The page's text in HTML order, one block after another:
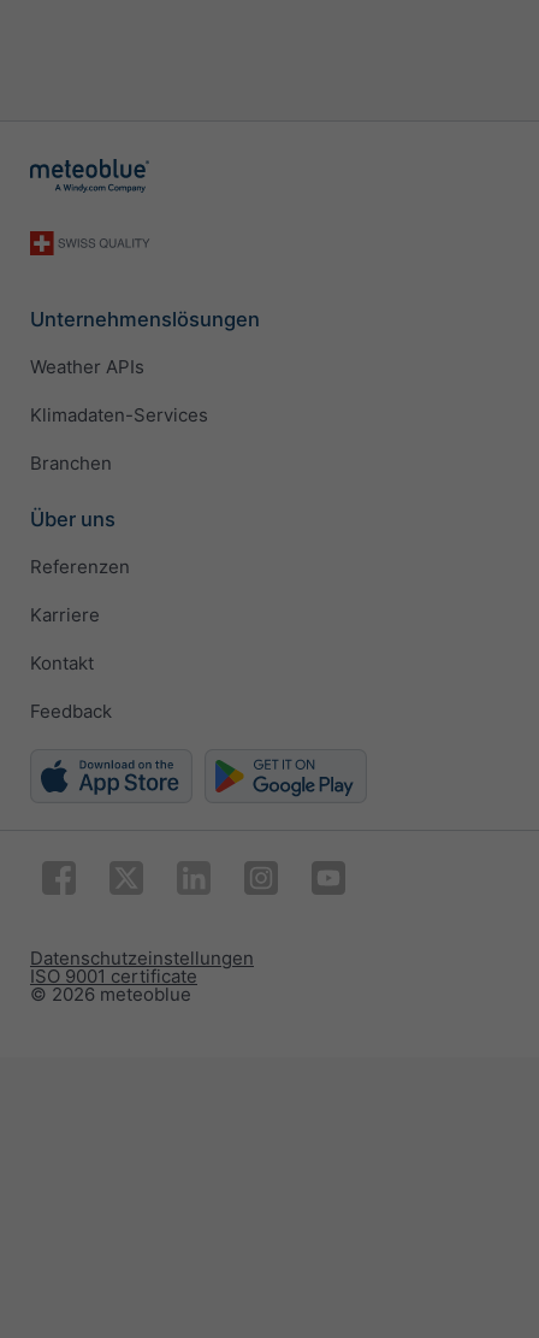
Unternehmenslösungen
Weather APIs
Klimadaten-Services
Branchen
Über uns
Referenzen
Karriere
Kontakt
Feedback
© 2026 meteoblue
ISO 9001 certificate
Datenschutzeinstellungen